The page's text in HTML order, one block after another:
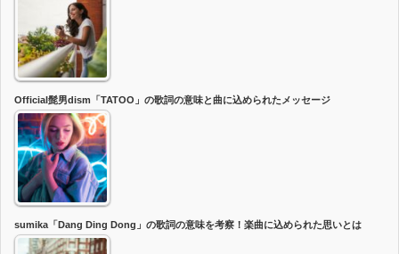
Official髭男dism「TATOO」の歌詞の意味と曲に込められたメッセージ
sumika「Dang Ding Dong」の歌詞の意味を考察！楽曲に込められた思いとは